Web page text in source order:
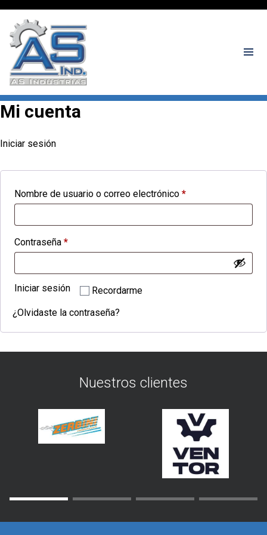
Mi cuenta
Iniciar sesión
Nombre de usuario o correo electrónico *Requerido
Contraseña *Requerido
Recordarme
Iniciar sesión
¿Olvidaste la contraseña?
Nuestros clientes